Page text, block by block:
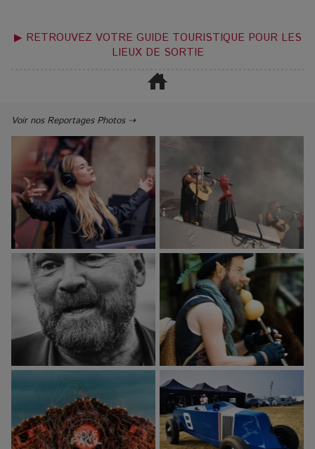
▶ RETROUVEZ VOTRE GUIDE TOURISTIQUE POUR LES
LIEUX DE SORTIE
Voir nos Reportages Photos ⇢